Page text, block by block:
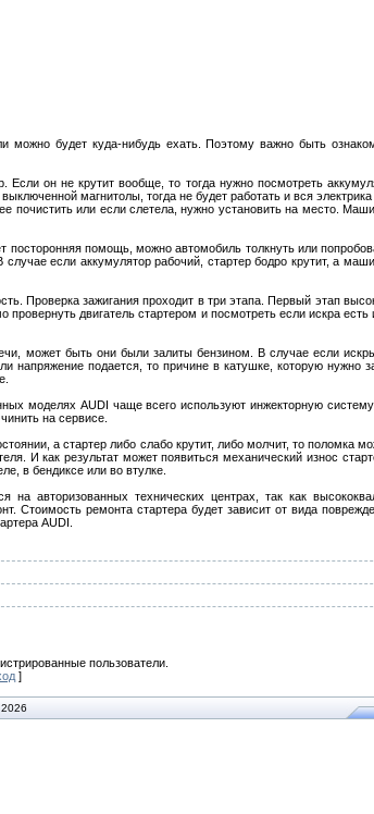
можно будет куда-нибудь ехать. Поэтому важно быть
он не крутит вообще, то тогда нужно посмотреть
магнитолы, тогда не будет работать и вся электрика
почистить или если слетела, нужно установить на место.
помощь, можно автомобиль толкнуть или
если аккумулятор рабочий, стартер бодро крутит, а
Проверка зажигания проходит в три этапа. Первый этап
двигатель стартером и посмотреть если искра
может быть они были залиты бензином. В случае если
напряжение подается, то причине в катушке, которую нужно
моделях AUDI чаще всего используют инжекторную систему
на сервисе.
а стартер либо слабо крутит, либо молчит, то поломка
И как результат может появиться механический износ
в бендиксе или во втулке.
авторизованных технических центрах, так как
Стоимость ремонта стартера будет зависит от вида
AUDI.
пользователи.
]